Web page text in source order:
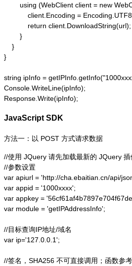
using (WebClient client = new
client.Encoding =
            return client.DownloadString(url);
        }
    }
}
string ipInfo =
Console.WriteLine(ipInfo);
Response.Write(ipInfo);
JavaScript SDK
方法一：以 POST 方式请求数据
//使用 JQuery 请先加载最新的 JQuery 插
//参数设置
var apiurl = 'http://cha.ebaitian.cn/api/
var appid = '1000xxxx';
var appkey =
var module = 'getIPAddressInfo';
//目标查询IP地址/域名
var ip='127.0.0.1';
//签名，SHA256 不可直接调用；函数参